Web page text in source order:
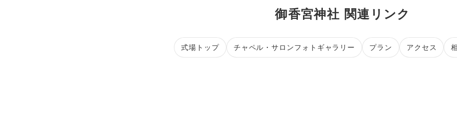
御香宮神社 関連リンク
式場トップ チャペル・サロンフォトギャラリー プラン アクセス